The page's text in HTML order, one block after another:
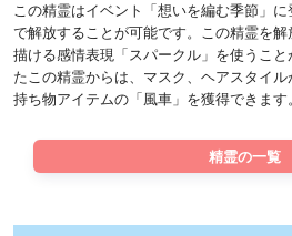
この精霊はイベント「想いを編む季節」
で解放することが可能です。この精霊を
描ける感情表現「スパークル」を使うこ
たこの精霊からは、マスク、ヘアスタイ
持ち物アイテムの「風車」を獲得できます
精霊の一覧